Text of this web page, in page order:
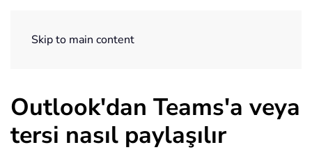
Skip to main content
Outlook'dan Teams'a veya
tersi nasıl paylaşılır